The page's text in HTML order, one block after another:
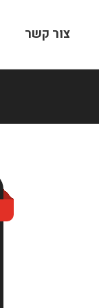
צור קשר